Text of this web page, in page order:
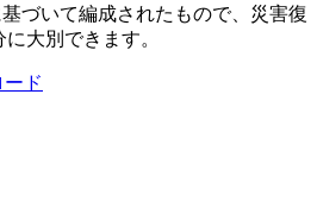
づいて編成されたもので、災害復
大別できます。
ド